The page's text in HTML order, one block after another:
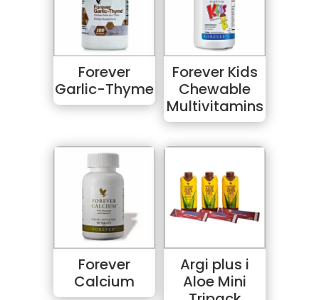
Forever
Garlic-Thyme
Forever Kids
Chewable
Multivitamins
Forever
Calcium
Argi plus i
Aloe Mini